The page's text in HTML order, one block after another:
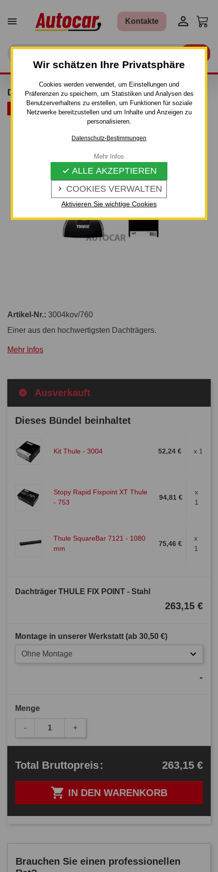
Wir schätzen Ihre Privatsphäre
Cookies werden verwendet, um Einstellungen und
Präferenzen zu speichern, um Statistiken und Analysen des
Benutzerverhaltens zu erstellen, um Funktionen für soziale
Netzwerke bereitzustellen und um Inhalte und Anzeigen zu
personalisieren.
Datenschutz-Bestimmungen
 COOKIES VERWALTEN
 ALLE AKZEPTIEREN
Aktivieren Sie wichtige Cookies
Mehr Infos
 Kontakte 
DACHTRÄGER THULE FIX POINT - STAHL
ARTIKELBÜNDEL
Artikel-Nr.: 3004kov/760
Einer aus den hochwertigsten Dachträgers.
Mehr Infos
Ausverkauft
Dieses Bündel beinhaltet
Kit Thule - 3004 52,24 € x 1
Stopy Rapid Fixpoint XT Thule
- 753
94,81 €
x
1
Thule SquareBar 7121 - 1080
mm
75,46 €
x
1
Dachträger THULE FIX POINT - Stahl
263,15 €
Montage in unserer Werkstatt (ab 30,50 €)
Ohne Montage
-
Menge
- +
 IN DEN WARENKORB
Total Bruttopreis: 263,15 €
Brauchen Sie einen professionellen